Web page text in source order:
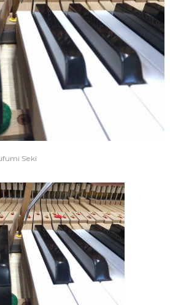
Seki